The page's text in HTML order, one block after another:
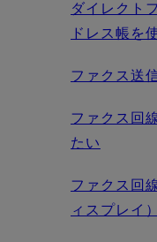
ダイレクト
ドレス帳を
ファクス送
ファクス回
たい
ファクス回
ィスプレイ